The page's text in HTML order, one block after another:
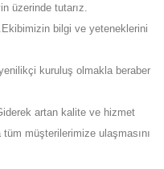
üzerinde tutarız.
bilgi ve yeteneklerini
kuruluş olmakla beraber
artan kalite ve hizmet
müşterilerimize ulaşmasını